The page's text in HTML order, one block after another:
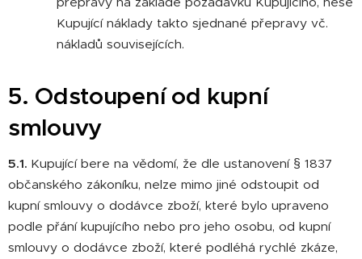
Kupující náklady takto sjednané přepravy vč.
nákladů souvisejících.
5. Odstoupení od kupní
smlouvy
5.1. Kupující bere na vědomí, že dle ustanovení § 1837
občanského zákoníku, nelze mimo jiné odstoupit od
kupní smlouvy o dodávce zboží, které bylo upraveno
podle přání kupujícího nebo pro jeho osobu, od kupní
smlouvy o dodávce zboží, které podléhá rychlé zkáze,